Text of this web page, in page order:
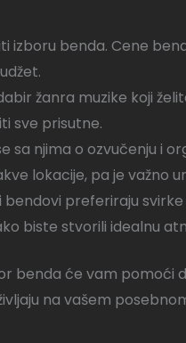
izboru benda. Cene
žanra muzike koji
sve prisutne.
sa njima o ozvučenju i
lokacije, pa je važno
preferiraju
biste stvorili idealnu
benda će vam pomoći
na vašem